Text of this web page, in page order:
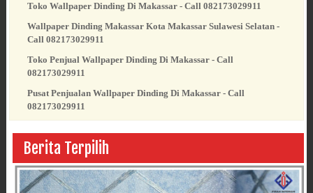
Toko Wallpaper Dinding Di Makassar - Call 082173029911
Wallpaper Dinding Makassar Kota Makassar Sulawesi Selatan -
Call 082173029911
Toko Penjual Wallpaper Dinding Di Makassar - Call
082173029911
Pusat Penjualan Wallpaper Dinding Di Makassar - Call
082173029911
Berita Terpilih